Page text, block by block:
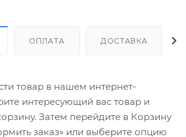
ОПЛАТА ДОСТАВКА
товар в нашем интернет-
интересующий вас товар и
Затем перейдите в Корзину
заказ» или выберите опцию